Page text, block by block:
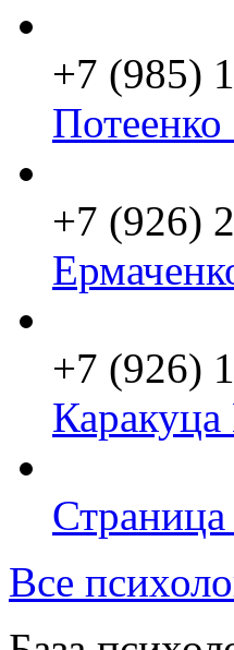
+7 (985)
+7 (926)
+7 (926)
Страница
Все